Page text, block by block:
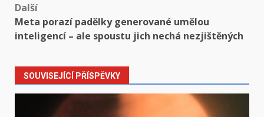
Další
Meta porazí padělky generované umělou
inteligencí – ale spoustu jich nechá nezjištěných
SOUVISEJÍCÍ PŘÍSPĚVKY